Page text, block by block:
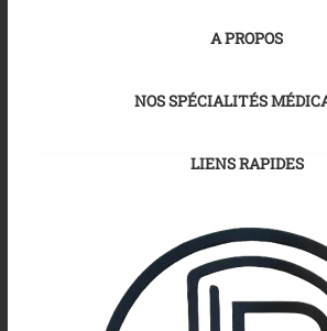
A PROPOS
NOS SPÉCIALITÉS
LIENS RAPIDES